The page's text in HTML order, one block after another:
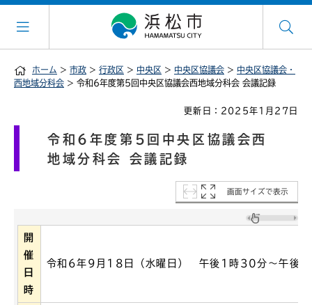
ホーム > 市政 > 行政区 > 中央区 > 中央区協議会 > 中央区協議会・
西地域分科会 > 令和6年度第5回中央区協議会西地域分科会 会議記録
更新日：2025年1月27日
令和6年度第5回中央区協議会西
地域分科会 会議記録
画面サイズで表示
開
催
日
時
令和6年9月18日（水曜日） 午後1時30分～午後